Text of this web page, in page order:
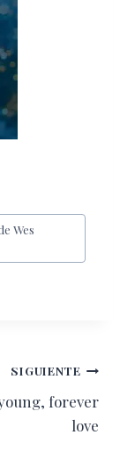
Wes
SIGUIENTE
forever
love